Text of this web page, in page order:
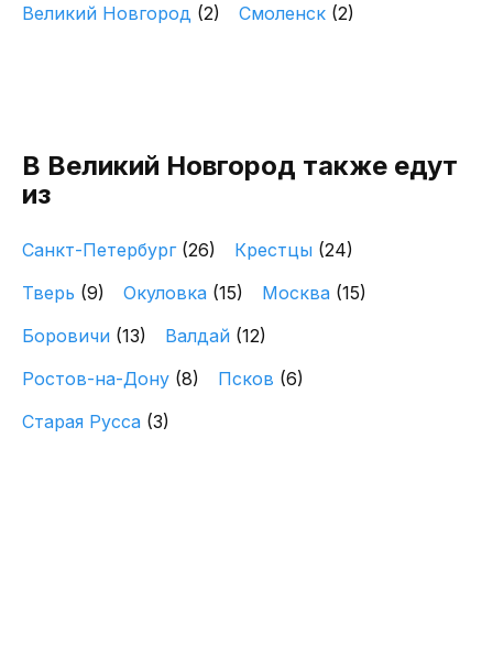
Великий Новгород (2) Смоленск (2)
В Великий Новгород также едут
из
Санкт-Петербург (26) Крестцы (24)
Тверь (9) Окуловка (15) Москва (15)
Боровичи (13) Валдай (12)
Ростов-на-Дону (8) Псков (6)
Старая Русса (3)